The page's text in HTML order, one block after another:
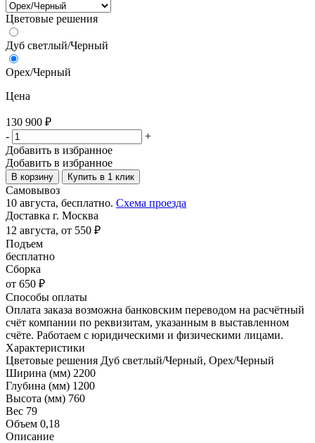
Цветовые решения
Дуб светлый/Черный
Орех/Черный
Цена
130 900 ₽
-
+
Добавить в избранное
Добавить в избранное
В корзину Купить в 1 клик
Самовывоз
10 августа, бесплатно. Схема проезда
Доставка г. Москва
12 августа, от 550 ₽
Подъем
бесплатно
Сборка
от 650 ₽
Способы оплаты
Оплата заказа возможна банковским переводом на расчётный
счёт компании по реквизитам, указанным в выставленном
счёте. Работаем с юридическими и физическими лицами.
Характеристики
Цветовые решения Дуб светлый/Черный, Орех/Черный
Ширина (мм) 2200
Глубина (мм) 1200
Высота (мм) 760
Вес 79
Объем 0,18
Описание